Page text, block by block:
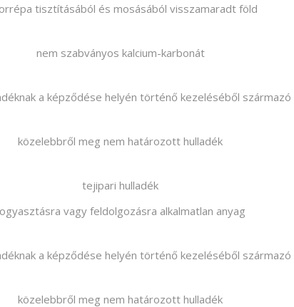
tisztításából és mosásából visszamaradt föld
nem szabványos kalcium-karbonát
a képződése helyén történő kezeléséből származó
közelebbről meg nem határozott hulladék
tejipari hulladék
vagy feldolgozásra alkalmatlan anyag
a képződése helyén történő kezeléséből származó
közelebbről meg nem határozott hulladék